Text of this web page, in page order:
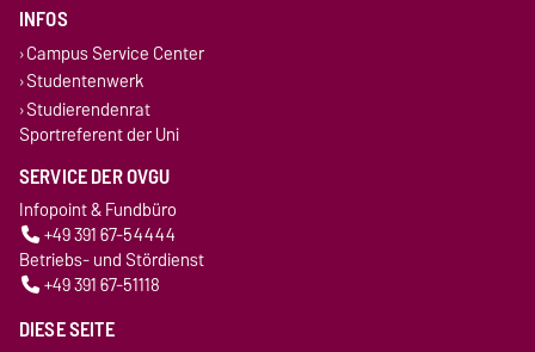
INFOS
Campus Service Center
Studentenwerk
Studierendenrat
Sportreferent der Uni
SERVICE DER OVGU
Infopoint & Fundbüro
+49 391 67-54444
Betriebs- und Stördienst
+49 391 67-51118
DIESE SEITE